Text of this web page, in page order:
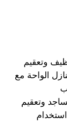
وتعقيم
الواحة مع
وتعقيم